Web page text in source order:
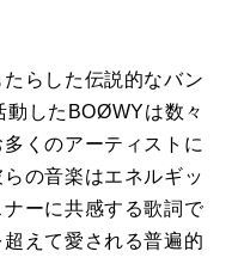
らした伝説的なバン
動したBOØWYは数々
くのアーティストに
の音楽はエネルギッ
ーに共感する歌詞で
えて愛される普遍的